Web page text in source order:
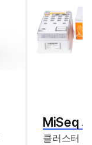
MiSeq
클러스터